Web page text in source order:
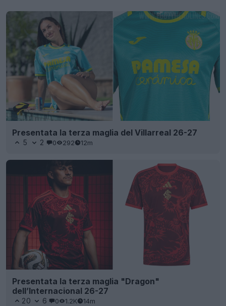
Presentata la terza maglia del Villarreal 26-27
5 2 0 292 12m
Presentata la terza maglia "Dragon"
dell’Internacional 26-27
20 6 0 1.2K 14m